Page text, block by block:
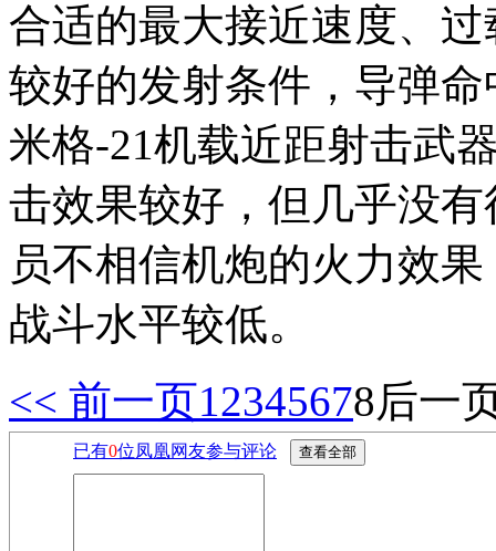
合适的最大接近速度、
较好的发射条件，导弹
米格-21机载近距射击武
击效果较好，但几乎没
员不相信机炮的火力效
战斗水平较低。
<< 前一页12345678后一
已有0位凤凰网友参与评论